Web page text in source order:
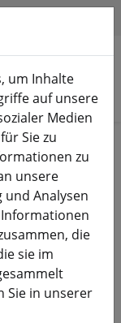
FPV
um Inhalte
auf unsere
Medien
Sie zu
zu
unsere
Analysen
die
sie im
Sie in unserer